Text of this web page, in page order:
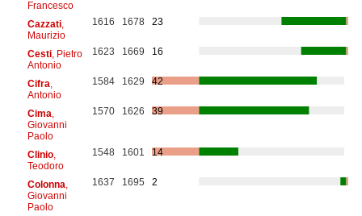
Francesco
Cazzati,
Maurizio
1616 1678 23
Cesti, Pietro
Antonio
1623 1669 16
Cifra
Antonio
1584 1629 42
Cima
Giovanni
Paolo
1570 1626 39
Clinio,
Teodoro
1548 1601 14
Colonna
Giovanni
Paolo
1637 1695 2